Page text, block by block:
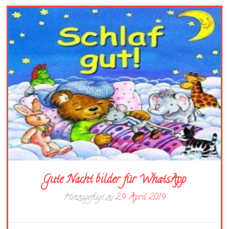
Gute Nacht bilder für WhatsApp
Hinzugefügt zu29. April 2019